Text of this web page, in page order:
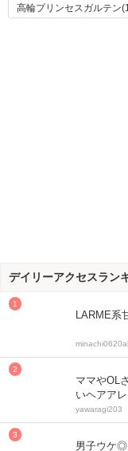
高輪プリンセスガルテン
デイリーアクセスラン
LARME系
ママやOL
いヘアア
yawaragi203
男子ウケ◎